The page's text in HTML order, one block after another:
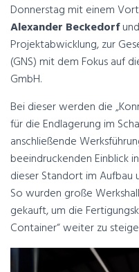
Donnerstag mit einem
Alexander Beckedorf
Projektabwicklung, zur
(GNS) mit dem Fokus auf
GmbH.
Bei dieser werden die
für die Endlagerung im
anschließende
beeindruckenden Einblick
dieser Standort im Aufbau
So wurden große
gekauft, um die
Container“ weiter zu